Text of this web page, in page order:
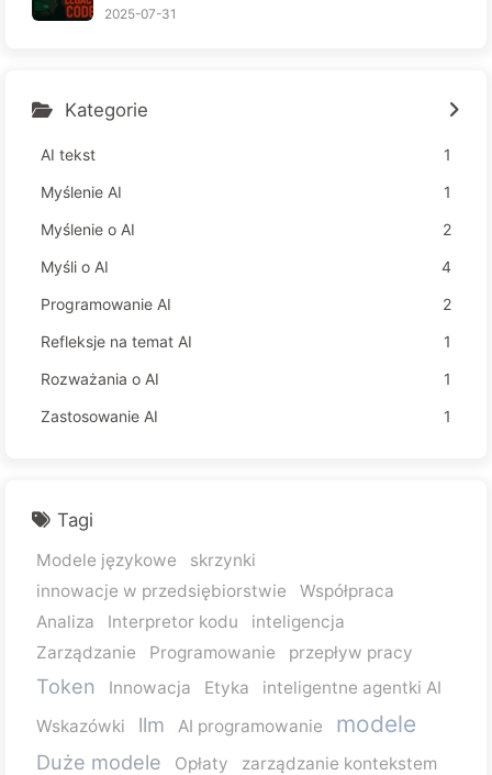
chnologia czyni pracowników jeszcze bardziej ni
2025-07-31
Kategorie
AI tekst
1
Myślenie AI
1
Myślenie o AI
2
Myśli o AI
4
Programowanie AI
2
Refleksje na temat AI
1
Rozważania o AI
1
Zastosowanie AI
1
Tagi
Modele językowe
skrzynki
innowacje w przedsiębiorstwie
Współpraca
Analiza
Interpretor kodu
inteligencja
Zarządzanie
Programowanie przepływ pracy
Token Innowacja Etyka
inteligentne agentki AI
Wskazówki
llm AI programowanie modele
Duże modele Opłaty
zarządzanie kontekstem